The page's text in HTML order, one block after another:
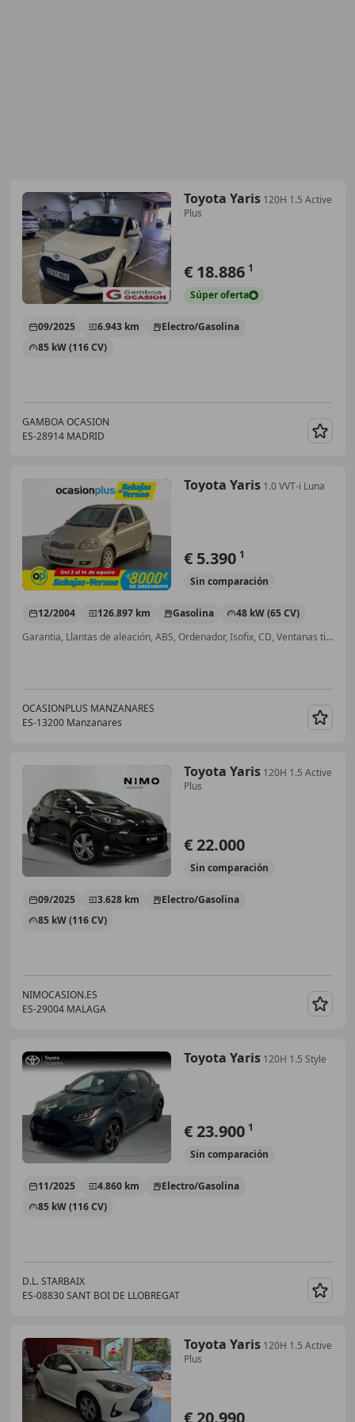
Toyota Yaris 120H 1.5 Active
Plus
€ 18.886 1
Súperoferta
09/2025 6.943 km
Electro/Gasolina
85 kW (116 CV)
GAMBOA OCASION
ES-28914 MADRID
Toyota Yaris 1.0 VVT-i Luna
€ 5.390 1
Sin comparación
12/2004 126.897 km Gasolina
48 kW (65 CV)
Garantia, Llantas de aleación, ABS, Ordenador, Isofix, CD, Ventanas tintadas, Inmovilizador
OCASIONPLUS MANZANARES
ES-13200 Manzanares
Toyota Yaris 120H 1.5 Active
Plus
€ 22.000
Sin comparación
09/2025 3.628 km
Electro/Gasolina
85 kW (116 CV)
NIMOCASION.ES
ES-29004 MALAGA
Toyota Yaris 120H 1.5 Style
€ 23.900 1
Sin comparación
11/2025 4.860 km
Electro/Gasolina
85 kW (116 CV)
D.L. STARBAIX
ES-08830 SANT BOI DE LLOBREGAT
Toyota Yaris 120H 1.5 Active
Plus